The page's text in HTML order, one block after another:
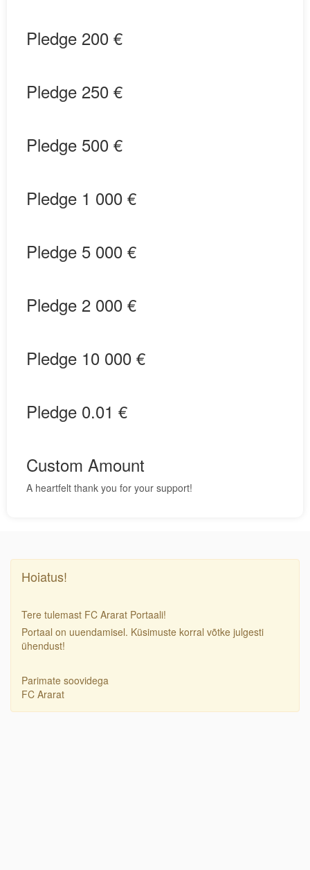
Pledge 200 €
Pledge 250 €
Pledge 500 €
Pledge 1 000 €
Pledge 5 000 €
Pledge 2 000 €
Pledge 10 000 €
Pledge 0.01 €
Custom Amount
A heartfelt thank you for your support!
Hoiatus!
Tere tulemast FC Ararat Portaali!
Portaal on uuendamisel. Küsimuste korral võtke julgesti
ühendust!
Parimate soovidega
FC Ararat